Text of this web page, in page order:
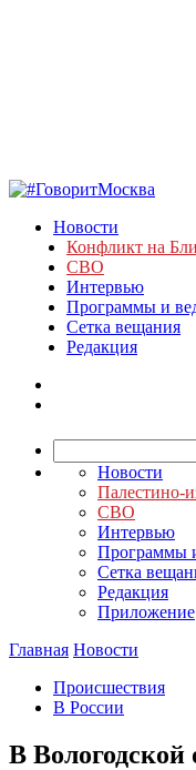
Новости
Конфликт на
СВО
Интервью
Программы и
Сетка вещания
Редакция
Новости
Палестино-
СВО
Интервью
Программы
Сетка
Редакция
Приложение
Главная Новости
Происшествия
В России
В